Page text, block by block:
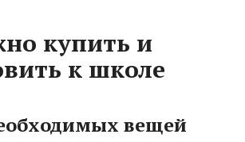
купить и
к школе
вещей